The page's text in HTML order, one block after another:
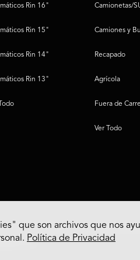
Rin 16"
Rin 15"
Rin 14"
Rin 13"
Camionetas/
Camiones y
Recapado
Agrícola
Fuera de
Ver Todo
LLC
que son archivos que nos
Política de Privacidad